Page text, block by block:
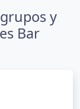
y
Bar